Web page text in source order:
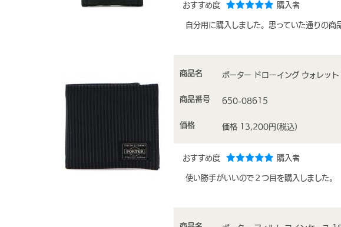
おすすめ度 購入者
自分用に購入しました。思っていた通りの商
商品名 ポーター ドローイング ウォレ
商品番号 650-08615
価格 価格 13,200円 (税込)
おすすめ度 購入者
使い勝手がいいので２つ目を購入しました。